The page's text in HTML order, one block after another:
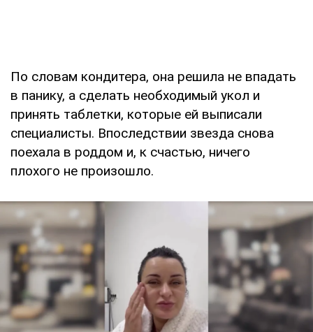
По словам кондитера, она решила не впадать
в панику, а сделать необходимый укол и
принять таблетки, которые ей выписали
специалисты. Впоследствии звезда снова
поехала в роддом и, к счастью, ничего
плохого не произошло.